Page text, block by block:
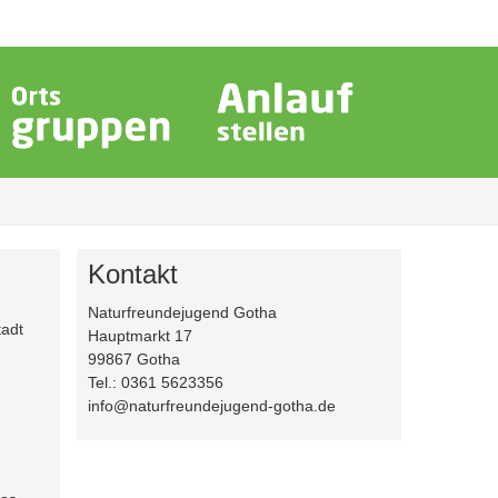
Kontakt
Naturfreundejugend Gotha
Hauptmarkt 17
99867 Gotha
Tel.: 0361 5623356
info@naturfreundejugend-gotha.de